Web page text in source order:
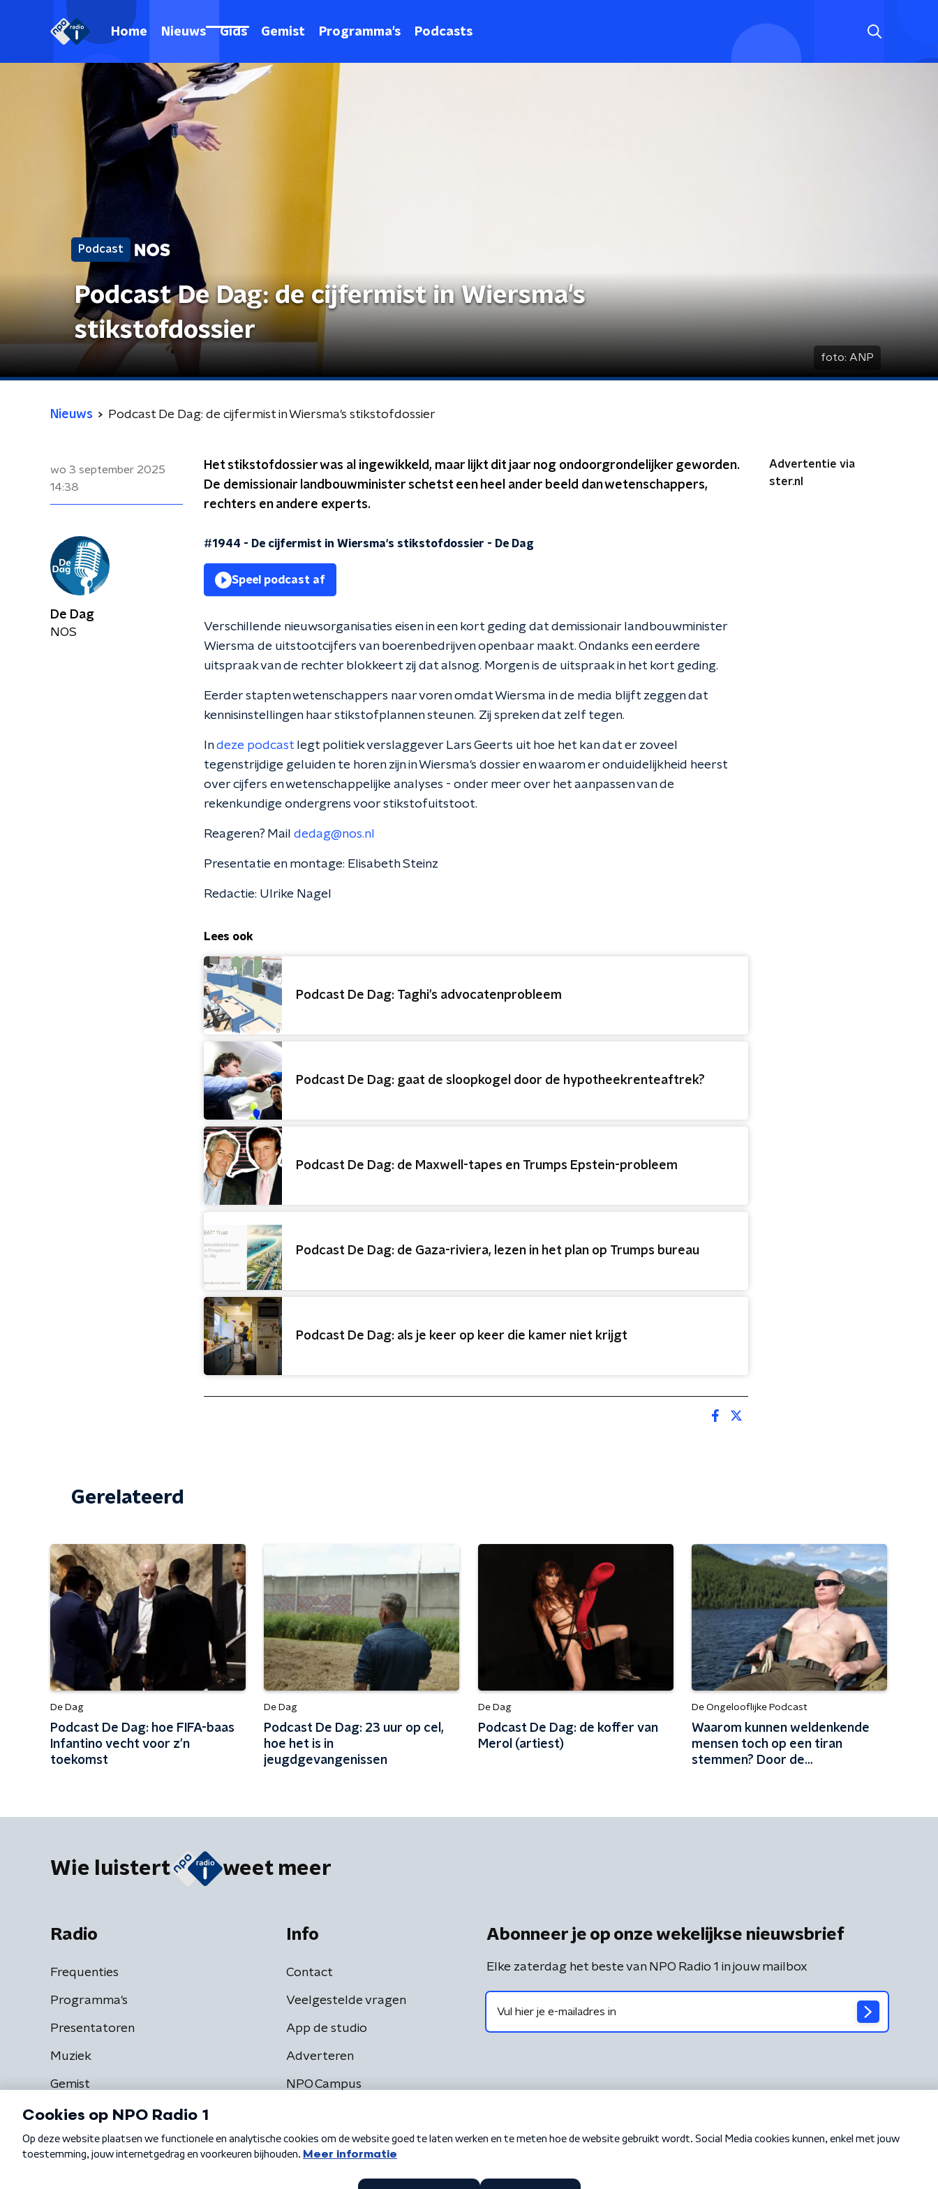
Home Nieuws Gids Gemist Programma's Podcasts
Podcast
Podcast De Dag: de cijfermist in Wiersma's
stikstofdossier
foto: ANP
Nieuws Podcast De Dag: de cijfermist in Wiersma's stikstofdossier
wo 3 september 2025
14:38
Het stikstofdossier was al ingewikkeld, maar lijkt dit jaar nog ondoorgrondelijker geworden.
De demissionair landbouwminister schetst een heel ander beeld dan wetenschappers,
rechters en andere experts.
#1944 - De cijfermist in Wiersma's stikstofdossier - De Dag
Speel podcast af
Verschillende nieuwsorganisaties eisen in een kort geding dat demissionair landbouwminister
Wiersma de uitstootcijfers van boerenbedrijven openbaar maakt. Ondanks een eerdere
uitspraak van de rechter blokkeert zij dat alsnog. Morgen is de uitspraak in het kort geding.
Eerder stapten wetenschappers naar voren omdat Wiersma in de media blijft zeggen dat
kennisinstellingen haar stikstofplannen steunen. Zij spreken dat zelf tegen.
Indeze podcast legt politiek verslaggever Lars Geerts uit hoe het kan dat er zoveel
tegenstrijdige geluiden te horen zijn in Wiersma's dossier en waarom er onduidelijkheid heerst
over cijfers en wetenschappelijke analyses - onder meer over het aanpassen van de
rekenkundige ondergrens voor stikstofuitstoot.
Reageren? Mail dedag@nos.nl
Presentatie en montage: Elisabeth Steinz
Redactie: Ulrike Nagel
Lees ook
Podcast De Dag: Taghi's advocatenprobleem
Podcast De Dag: gaat de sloopkogel door de hypotheekrenteaftrek?
Podcast De Dag: de Maxwell-tapes en Trumps Epstein-probleem
Podcast De Dag: de Gaza-riviera, lezen in het plan op Trumps bureau
Podcast De Dag: als je keer op keer die kamer niet krijgt
Advertentie via
ster.nl
De Dag
NOS
Gerelateerd
De Dag
Podcast De Dag: hoe FIFA-baas
Infantino vecht voor z'n
toekomst
De Dag
Podcast De Dag: 23 uur op cel,
hoe het is in
jeugdgevangenissen
De Dag
Podcast De Dag: de koffer van
Merol (artiest)
De Ongelooflijke Podcast
Waarom kunnen weldenkende
mensen toch op een tiran
stemmen? Door de
Wie luistert weet meer
Radio
Frequenties
Programma's
Presentatoren
Muziek
Gemist
Info
Contact
Veelgestelde vragen
App de studio
Adverteren
NPO Campus
Abonneer je op onze wekelijkse nieuwsbrief
Elke zaterdag het beste van NPO Radio 1 in jouw mailbox
Algemene voorwaarden Privacybeleid